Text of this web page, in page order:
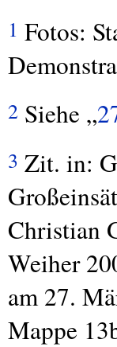
1 Fotos:
2 Siehe „
3 Zit. in:
Christian
Weiher
am 27.
Mappe